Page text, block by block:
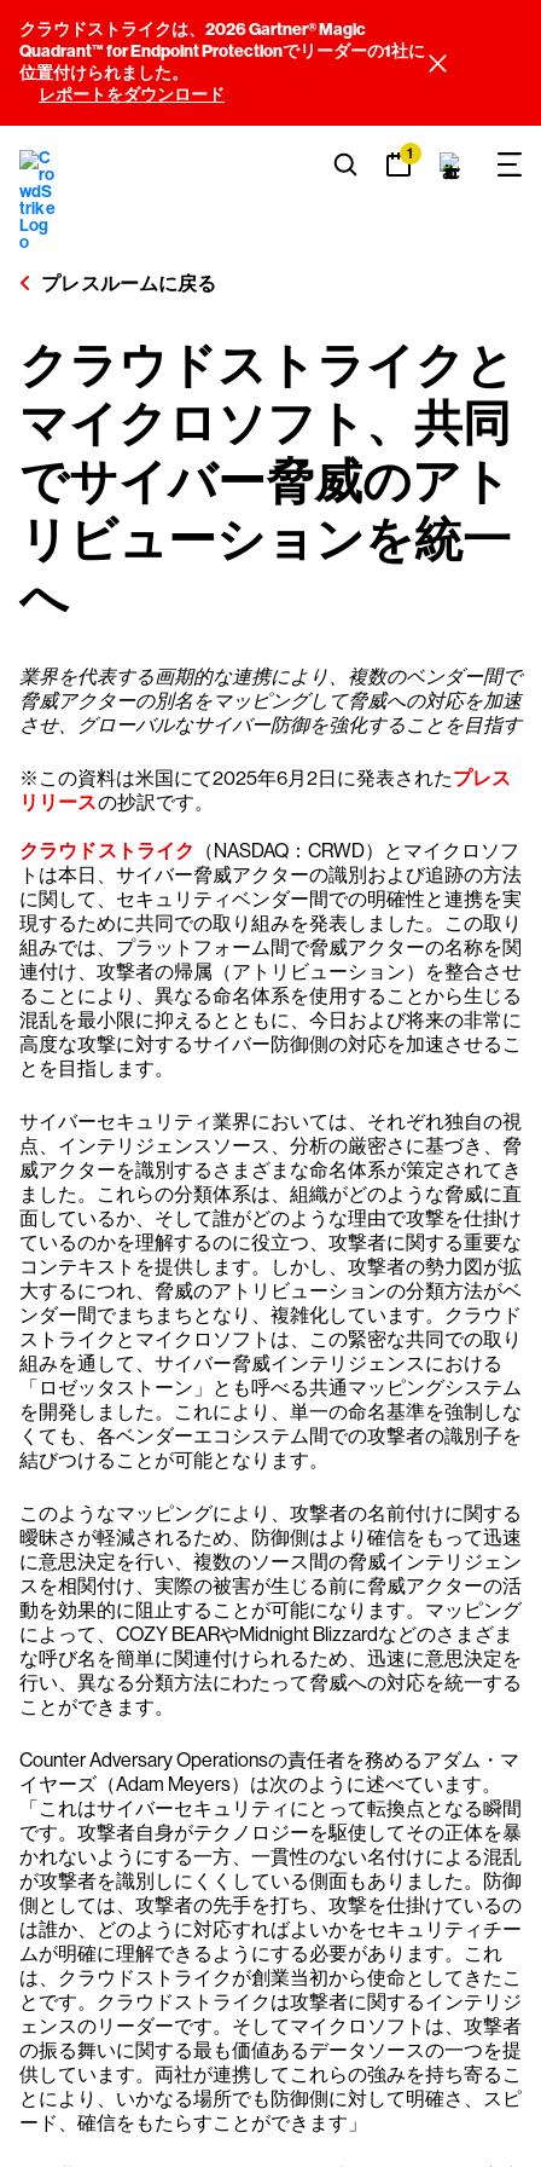
クラウドストライクは、2026 Gartner® Magic
Quadrant™ for Endpoint Protectionでリーダーの1社に
位置付けられました。
レポートをダウンロード
1
プレスルームに戻る
クラウドストライクと
マイクロソフト、共同
でサイバー脅威のアト
リビューションを統一
へ
業界を代表する画期的な連携により、複数のベンダー間で
脅威アクターの別名をマッピングして脅威への対応を加速
させ、グローバルなサイバー防御を強化することを目指す
※この資料は米国にて2025年6月2日に発表されたプレス
リリースの抄訳です。
クラウドストライク
（NASDAQ：CRWD）とマイクロソフ
トは本日、サイバー脅威アクターの識別および追跡の方法
に関して、セキュリティベンダー間での明確性と連携を実
現するために共同での取り組みを発表しました。この取り
組みでは、プラットフォーム間で脅威アクターの名称を関
連付け、攻撃者の帰属（アトリビューション）を整合させ
ることにより、異なる命名体系を使用することから生じる
混乱を最小限に抑えるとともに、今日および将来の非常に
高度な攻撃に対するサイバー防御側の対応を加速させるこ
とを目指します。
サイバーセキュリティ業界においては、それぞれ独自の視
点、インテリジェンスソース、分析の厳密さに基づき、脅
威アクターを識別するさまざまな命名体系が策定されてき
ました。これらの分類体系は、組織がどのような脅威に直
面しているか、そして誰がどのような理由で攻撃を仕掛け
ているのかを理解するのに役立つ、攻撃者に関する重要な
コンテキストを提供します。しかし、攻撃者の勢力図が拡
大するにつれ、脅威のアトリビューションの分類方法がベ
ンダー間でまちまちとなり、複雑化しています。クラウド
ストライクとマイクロソフトは、この緊密な共同での取り
組みを通して、サイバー脅威インテリジェンスにおける
「ロゼッタストーン」とも呼べる共通マッピングシステム
を開発しました。これにより、単一の命名基準を強制しな
くても、各ベンダーエコシステム間での攻撃者の識別子を
結びつけることが可能となります。
このようなマッピングにより、攻撃者の名前付けに関する
曖昧さが軽減されるため、防御側はより確信をもって迅速
に意思決定を行い、複数のソース間の脅威インテリジェン
スを相関付け、実際の被害が生じる前に脅威アクターの活
動を効果的に阻止することが可能になります。マッピング
によって、COZY BEARやMidnight Blizzardなどのさまざま
な呼び名を簡単に関連付けられるため、迅速に意思決定を
行い、異なる分類方法にわたって脅威への対応を統一する
ことができます。
Counter Adversary Operationsの責任者を務めるアダム・マ
イヤーズ（Adam Meyers）は次のように述べています。
「これはサイバーセキュリティにとって転換点となる瞬間
です。攻撃者自身がテクノロジーを駆使してその正体を暴
かれないようにする一方、一貫性のない名付けによる混乱
が攻撃者を識別しにくくしている側面もありました。防御
側としては、攻撃者の先手を打ち、攻撃を仕掛けているの
は誰か、どのように対応すればよいかをセキュリティチー
ムが明確に理解できるようにする必要があります。これ
は、クラウドストライクが創業当初から使命としてきたこ
とです。クラウドストライクは攻撃者に関するインテリジ
ェンスのリーダーです。そしてマイクロソフトは、攻撃者
の振る舞いに関する最も価値あるデータソースの一つを提
供しています。両社が連携してこれらの強みを持ち寄るこ
とにより、いかなる場所でも防御側に対して明確さ、スピ
ード、確信をもたらすことができます」